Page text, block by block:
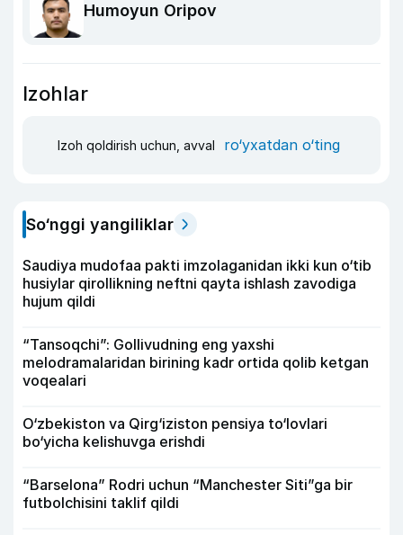
Humoyun Oripov
Izohlar
Izoh qoldirish uchun, avval ro‘yxatdan o‘ting
So‘nggi yangiliklar
Saudiya mudofaa pakti imzolaganidan ikki kun o‘tib
husiylar qirollikning neftni qayta ishlash zavodiga
hujum qildi
“Tansoqchi”: Gollivudning eng yaxshi
melodramalaridan birining kadr ortida qolib ketgan
voqealari
O‘zbekiston va Qirg‘iziston pensiya to‘lovlari
bo‘yicha kelishuvga erishdi
“Barselona” Rodri uchun “Manchester Siti”ga bir
futbolchisini taklif qildi